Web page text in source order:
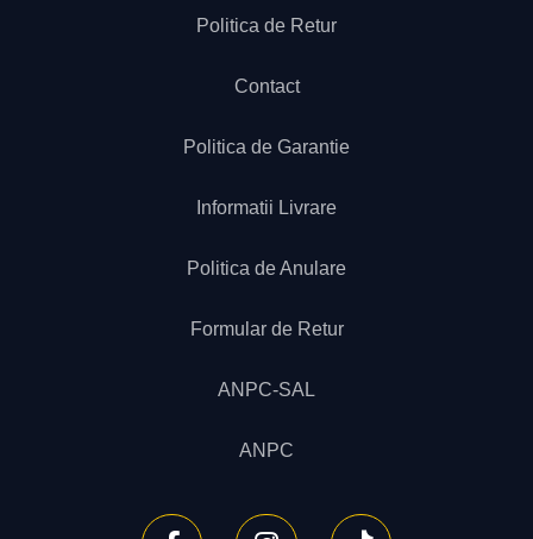
Politica de Retur
Contact
Politica de Garantie
Informatii Livrare
Politica de Anulare
Formular de Retur
ANPC-SAL
ANPC